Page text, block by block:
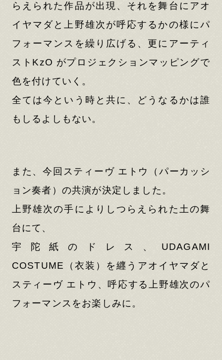
らえられた作品が出現、それを舞台にアオ
イヤマダと上野雄次が呼応するかの様にパ
フォーマンスを繰り広げる、更にアーティ
ストKzO がプロジェクションマッピングで
色を付けていく。
全ては今という時と共に、どうなるかは誰
もしるよしもない。
また、今回スティーヴ エトウ（パーカッシ
ョン奏者）の共演が決定しました。
上野雄次の手によりしつらえられた土の舞
台にて、
宇陀紙のドレス、UDAGAMI
COSTUME（衣装）を纒うアオイヤマダと
スティーヴ エトウ、呼応する上野雄次のパ
フォーマンスをお楽しみに。